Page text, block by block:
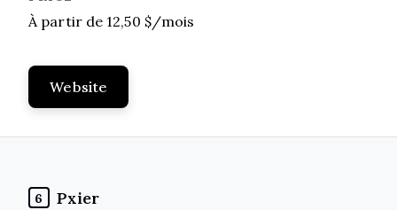
À partir de 12,50 $/mois
Website
6 Pxier